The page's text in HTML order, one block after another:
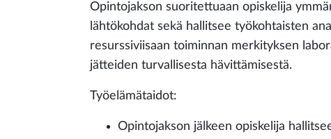
Opintojakson suoritettuaan opiskelija
lähtökohdat sekä hallitsee työkohtaisten
resurssiviisaan toiminnan merkityksen
jätteiden turvallisesta hävittämisestä.
Työelämätaidot:
Opintojakson jälkeen opiskelija